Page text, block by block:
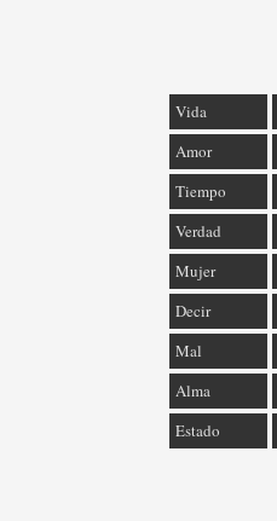
Vida
Amor
Tiempo
Verdad
Mujer
Decir
Mal
Alma
Estado